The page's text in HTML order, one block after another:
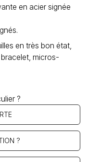
en acier signée
en très bon état,
micros-
?
?